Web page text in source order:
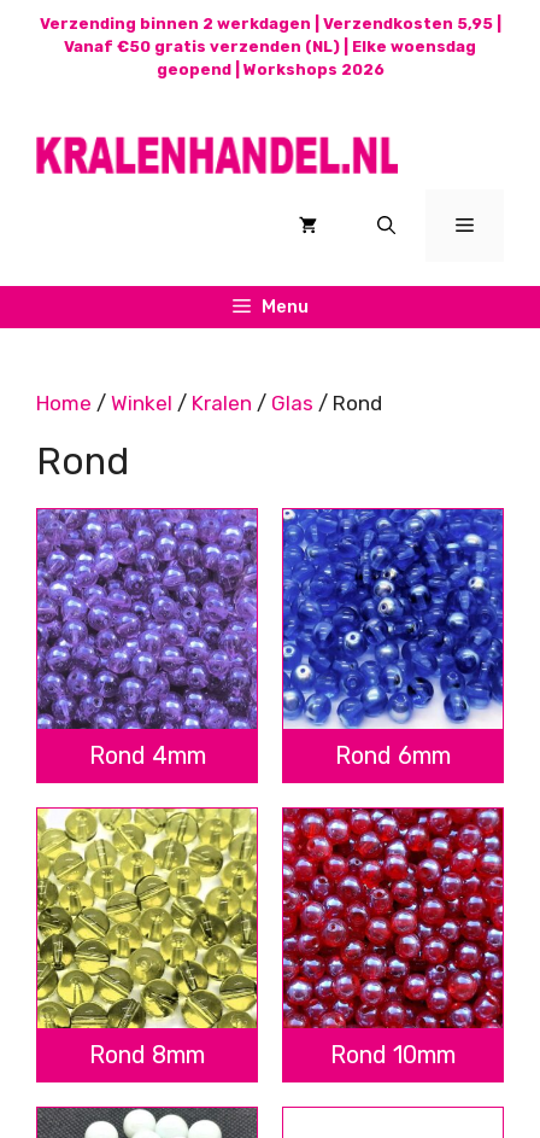
Verzending binnen 2 werkdagen | Verzendkosten 5,95 |
Vanaf €50 gratis verzenden (NL) | Elke woensdag
geopend | Workshops 2026
Menu
Menu
Home / Winkel / Kralen / Glas / Rond
Rond
Rond 4mm Rond 6mm
Rond 8mm Rond 10mm